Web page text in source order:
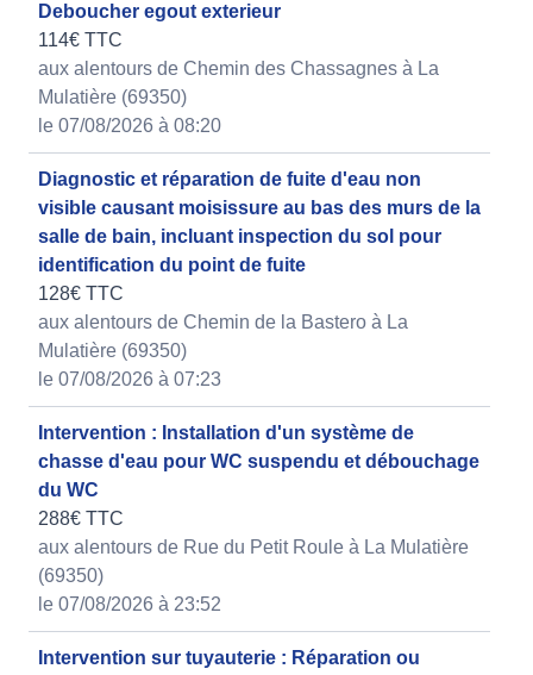
Deboucher egout exterieur
114€ TTC
aux alentours de Chemin des Chassagnes à La
Mulatière (69350)
le 07/08/2026 à 08:20
Diagnostic et réparation de fuite d'eau non
visible causant moisissure au bas des murs de la
salle de bain, incluant inspection du sol pour
identification du point de fuite
128€ TTC
aux alentours de Chemin de la Bastero à La
Mulatière (69350)
le 07/08/2026 à 07:23
Intervention : Installation d'un système de
chasse d'eau pour WC suspendu et débouchage
du WC
288€ TTC
aux alentours de Rue du Petit Roule à La Mulatière
(69350)
le 07/08/2026 à 23:52
Intervention sur tuyauterie : Réparation ou